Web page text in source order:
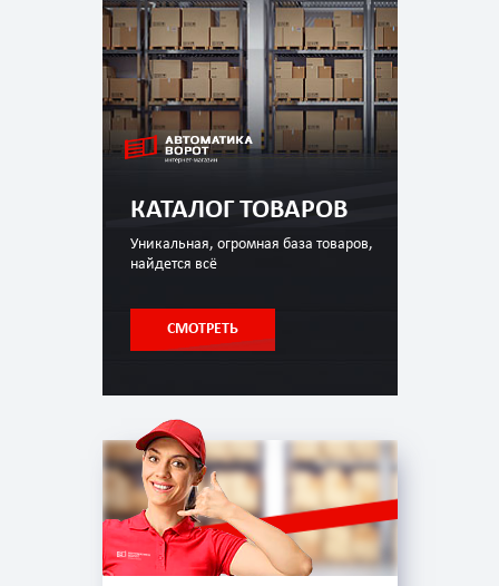
КАТАЛОГ ТОВАРОВ
Уникальная, огромная база товаров,
найдется всё
СМОТРЕТЬ